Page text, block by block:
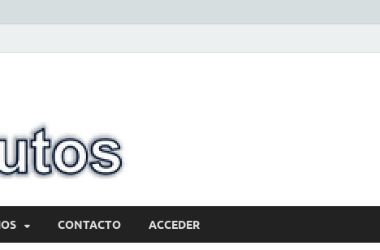
CONTACTO ACCEDER